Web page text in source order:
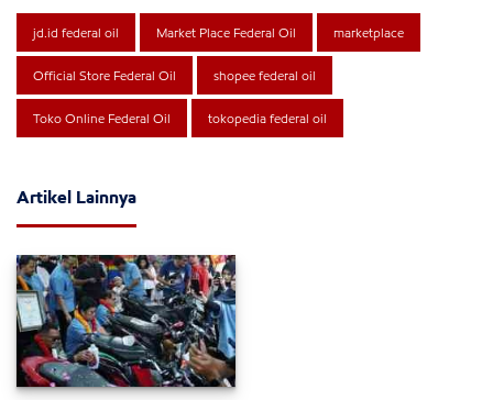
jd.id federal oil Market Place Federal Oil marketplace
Official Store Federal Oil shopee federal oil
Toko Online Federal Oil tokopedia federal oil
Artikel Lainnya